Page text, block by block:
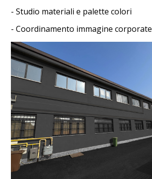
SERVIZI
I MIEI PROGETTI
- Studio materiali e palette colori
- Coordinamento immagine corporate